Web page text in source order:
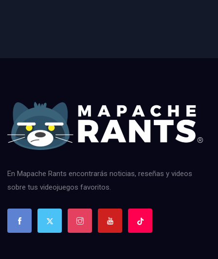
En Mapache Rants encontrarás noticias, reseñas y videos
sobre tus videojuegos favoritos.